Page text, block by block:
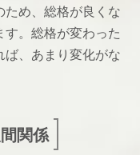
め、総格が良くな
。総格が変わった
、あまり変化がな
関係